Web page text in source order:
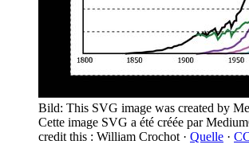
Bild: This SVG image was created by
Cette image SVG a été créée par
credit this : William Crochot · Quelle ·